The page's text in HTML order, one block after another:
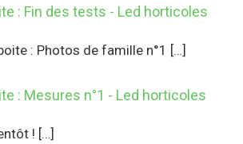
: Fin des tests - Led horticoles
: Photos de famille n°1 […]
: Mesures n°1 - Led horticoles
! […]